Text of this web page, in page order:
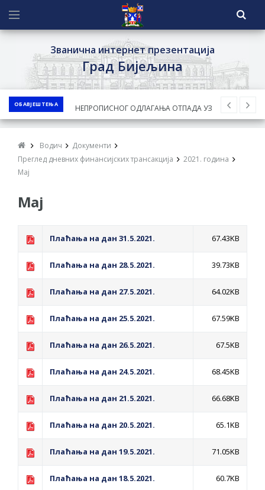
Званична интернет презентација
Град Бијељина
ОБАВЈЕШТЕЊА
ЈАВНИ КОНКУРС ЗА ДОДЈЕЛУ
БЕСПОВРАТНИХ СРЕДСТАВА ЗА
КУЋЕ СА ОКУЋНИЦОМ НА ТЕРИТОРИЈИ
КАНДИДАТА КОЈИ СУ ОСТВАРИЛИ ПРАВО
ДОДАТАК ЗА ДЕМОБИЛИСАНЕ БОРЦЕ
ВОЈСКЕ РЕПУБЛИКЕ СРПСКЕ У СТАЊУ
гориво доступни од 13. марта до 15.
новембра
Обавјештење за предузетника - Вера
НЕПРОПИСНОГ ОДЛАГАЊА ОТПАДА УЗ
Водич
Документи
Преглед дневних финансијских трансакција
2021. година
Мај
Мај
Плаћања на дан 31.5.2021. 67.43KB
Плаћања на дан 28.5.2021. 39.73KB
Плаћања на дан 27.5.2021. 64.02KB
Плаћања на дан 25.5.2021. 67.59KB
Плаћања на дан 26.5.2021. 67.5KB
Плаћања на дан 24.5.2021. 68.45KB
Плаћања на дан 21.5.2021. 66.68KB
Плаћања на дан 20.5.2021. 65.1KB
Плаћања на дан 19.5.2021. 71.05KB
Плаћања на дан 18.5.2021. 60.7KB